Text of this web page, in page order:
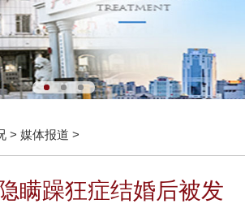
> 媒体报道 >
瞒躁狂症结婚后被发